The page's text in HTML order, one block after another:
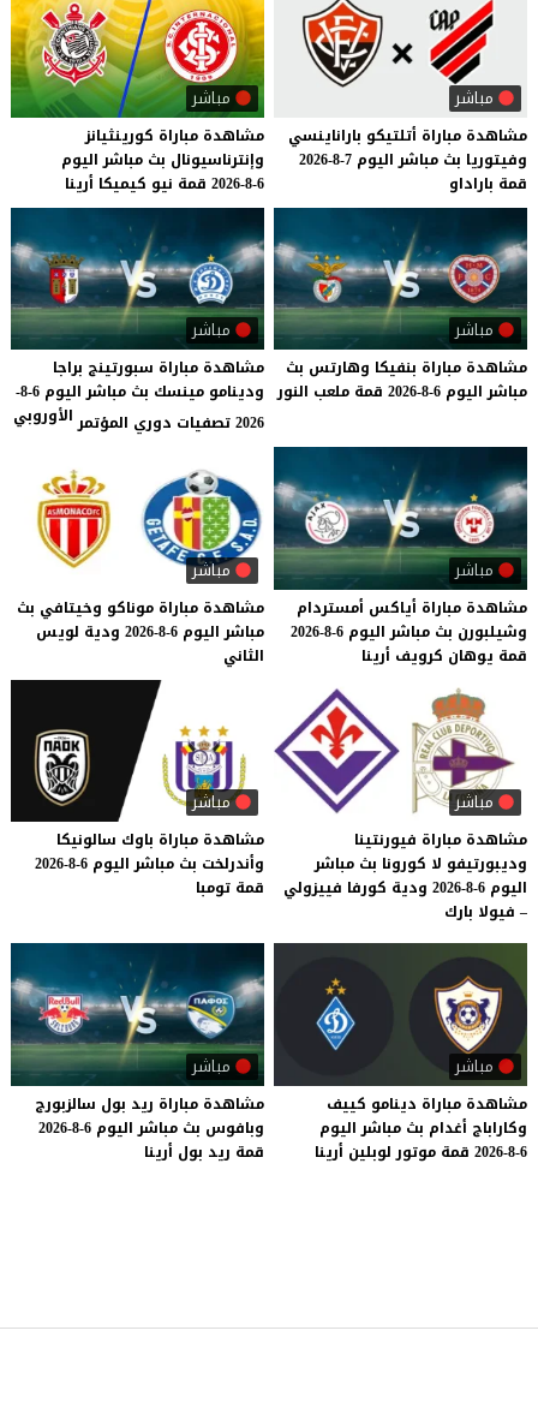
مباشر
مشاهدة مباراة أتلتيكو باراناينسي
وفيتوريا بث مباشر اليوم 7-8-2026
قمة باراداو
مباشر
مشاهدة مباراة كورينثيانز
وإنترناسيونال بث مباشر اليوم
6-8-2026
قمة نيو كيميكا أرينا
مباشر
مشاهدة مباراة بنفيكا وهارتس بث
مباشر اليوم 6-8-2026 قمة ملعب النور
مباشر
مشاهدة مباراة سبورتينج براجا
ودينامو مينسك بث مباشر اليوم 6-8-
2026 تصفيات دوري المؤتمر
الأوروبي
مباشر
مشاهدة مباراة أياكس أمستردام
وشيلبورن بث مباشر اليوم 6-8-2026
قمة يوهان كرويف أرينا
مباشر
مشاهدة مباراة موناكو وخيتافي بث
مباشر اليوم 6-8-2026 ودية لويس
الثاني
مباشر
مشاهدة مباراة فيورنتينا
وديبورتيفو لا كورونا بث مباشر
اليوم 6-8-2026 ودية كورفا فييزولي
– فيولا بارك
مباشر
مشاهدة مباراة باوك سالونيكا
وأندرلخت بث مباشر اليوم 6-8-2026
قمة تومبا
مباشر
مشاهدة مباراة دينامو كييف
وكاراباج أغدام بث مباشر اليوم
6-8-2026
قمة موتور لوبلين أرينا
مباشر
مشاهدة مباراة ريد بول سالزبورج
وبافوس بث مباشر اليوم 6-8-2026
قمة ريد بول أرينا